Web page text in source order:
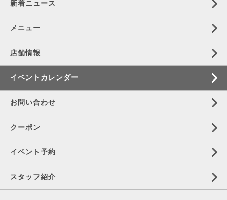
新着ニュース
メニュー
店舗情報
イベントカレンダー
お問い合わせ
クーポン
イベント予約
スタッフ紹介